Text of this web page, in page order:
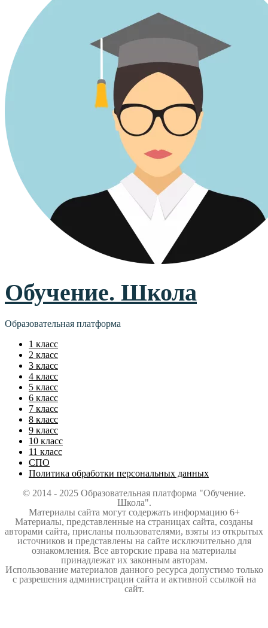
Обучение. Школа
Образовательная платформа
1 класс
2 класс
3 класс
4 класс
5 класс
6 класс
7 класс
8 класс
9 класс
10 класс
11 класс
СПО
Политика обработки персональных данных
© 2014 - 2025 Образовательная платформа "Обучение.
Школа".
Материалы сайта могут содержать информацию 6+
Материалы, представленные на страницах сайта, созданы
авторами сайта, присланы пользователями, взяты из открытых
источников и представлены на сайте исключительно для
ознакомления. Все авторские права на материалы
принадлежат их законным авторам.
Использование материалов данного ресурса допустимо только
с разрешения администрации сайта и активной ссылкой на
сайт.